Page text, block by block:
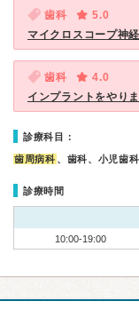
歯科
5.0
マイクロスコープ神
歯科
4.0
インプラントをやり
診療科目：
歯周病科 、歯科、小児歯
診療時間
10:00-19:00